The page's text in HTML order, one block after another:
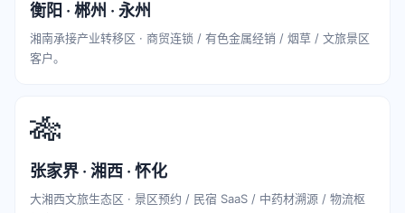
衡阳 · 郴州 · 永州
湘南承接产业转移区 · 商贸连锁 / 有色金属经销 / 烟草 / 文旅景区
客户。
🎋
张家界 · 湘西 · 怀化
大湘西文旅生态区 · 景区预约 / 民宿 SaaS / 中药材溯源 / 物流枢